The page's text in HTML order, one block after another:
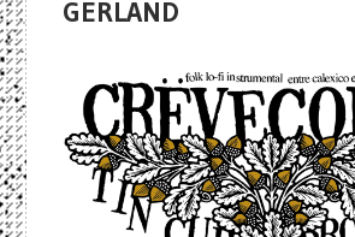
GERLAND